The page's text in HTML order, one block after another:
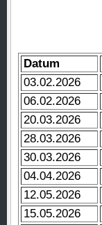
Datum
03.02.2026
06.02.2026
20.03.2026
28.03.2026
30.03.2026
04.04.2026
12.05.2026
15.05.2026